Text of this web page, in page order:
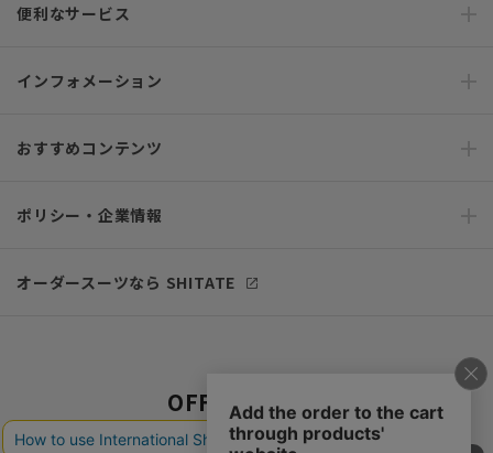
便利なサービス
インフォメーション
おすすめコンテンツ
ポリシー・企業情報
オーダースーツなら SHITATE
OFFICIAL SNS